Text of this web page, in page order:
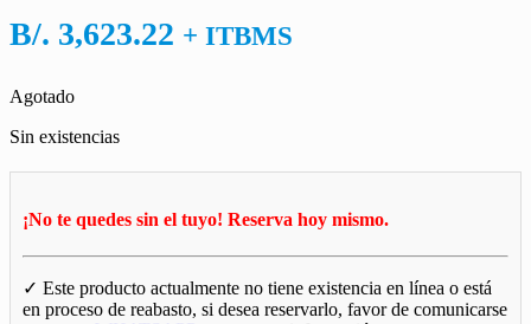
B/. 3,623.22 + ITBMS
Agotado
Sin existencias
¡No te quedes sin el tuyo! Reserva hoy mismo.
✓ Este producto actualmente no tiene existencia en línea o está
en proceso de reabasto, si desea reservarlo, favor de comunicarse